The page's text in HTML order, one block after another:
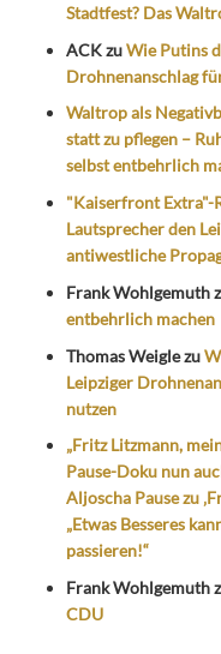
Stadtfest? Das
ACKzuWie Putins
Drohnenanschlag
Waltrop als
statt zu pflegen –
selbst entbehrlich
"Kaiserfront Extra"-
Lautsprecher den
antiwestliche
Frank Wohlgemuth
entbehrlich machen
Thomas Weiglezu
Leipziger
nutzen
„Fritz Litzmann,
Pause-Doku nun
Aljoscha Pause zu
„Etwas Besseres
passieren!“
Frank Wohlgemuth
CDU